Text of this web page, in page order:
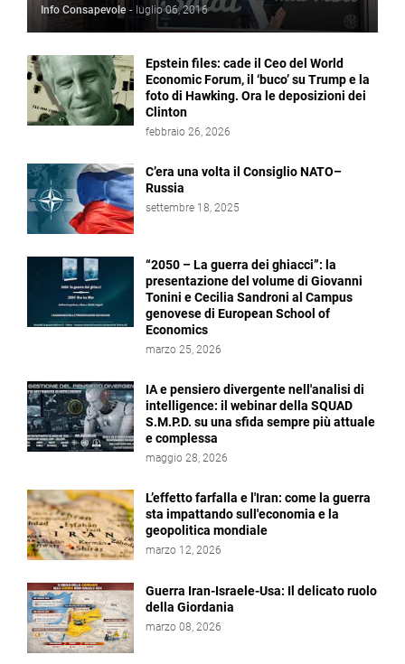
Info Consapevole - luglio 06, 2016
Epstein files: cade il Ceo del World
Economic Forum, il ‘buco’ su Trump e la
foto di Hawking. Ora le deposizioni dei
Clinton
febbraio 26, 2026
C’era una volta il Consiglio NATO–
Russia
settembre 18, 2025
“2050 – La guerra dei ghiacci”: la
presentazione del volume di Giovanni
Tonini e Cecilia Sandroni al Campus
genovese di European School of
Economics
marzo 25, 2026
IA e pensiero divergente nell'analisi di
intelligence: il webinar della SQUAD
S.M.P.D. su una sfida sempre più attuale
e complessa
maggio 28, 2026
L’effetto farfalla e l'Iran: come la guerra
sta impattando sull'economia e la
geopolitica mondiale
marzo 12, 2026
Guerra Iran-Israele-Usa: Il delicato ruolo
della Giordania
marzo 08, 2026